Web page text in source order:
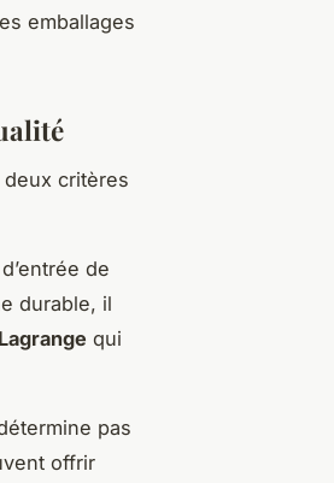
emballages
deux critères
de
durable, il
Lagrange qui
pas
offrir